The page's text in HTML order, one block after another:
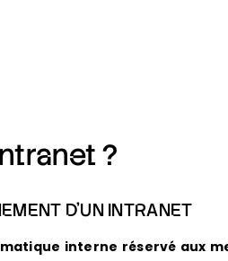
?
D’UN INTRANET
interne réservé aux